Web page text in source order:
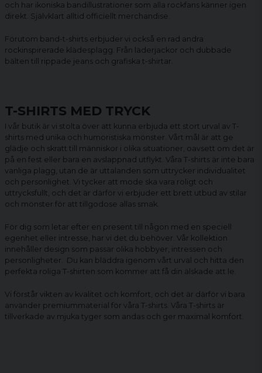
och har ikoniska bandillustrationer som alla rockfans känner igen
direkt. Självklart alltid officiellt merchandise.
Förutom band-t-shirts erbjuder vi också en rad andra
rockinspirerade klädesplagg. Från läderjackor och dubbade
bälten till rippade jeans och grafiska t-shirtar.
T-SHIRTS MED TRYCK
I vår butik är vi stolta över att kunna erbjuda ett stort urval av T-
shirts med unika och humoristiska mönster. Vårt mål är att ge
glädje och skratt till människor i olika situationer, oavsett om det är
på en fest eller bara en avslappnad utflykt. Våra T-shirts är inte bara
vanliga plagg, utan de är uttalanden som uttrycker individualitet
och personlighet. Vi tycker att mode ska vara roligt och
uttrycksfullt, och det är därför vi erbjuder ett brett utbud av stilar
och mönster för att tillgodose allas smak.
För dig som letar efter en present till någon med en speciell
egenhet eller intresse, har vi det du behöver. Vår kollektion
innehåller design som passar olika hobbyer, intressen och
personligheter. Du kan bläddra igenom vårt urval och hitta den
perfekta roliga T-shirten som kommer att få din älskade att le.
Vi förstår vikten av kvalitet och komfort, och det är därför vi bara
använder premiummaterial för våra T-shirts. Våra T-shirts är
tillverkade av mjuka tyger som andas och ger maximal komfort.